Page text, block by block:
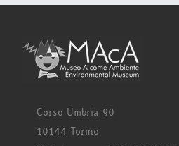
Corso Umbria 90
10144 Torino